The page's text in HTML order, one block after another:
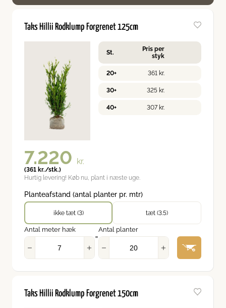
Taks Hillii Rodklump Forgrenet 125cm
St.
Pris per
styk
20+ 361 kr.
30+ 325 kr.
40+ 307 kr.
Planteafstand (antal planter pr. mtr)
ikke tæt (3) tæt (3.5)
Antal meter hæk
=
Antal planter
7.220 kr.
(361 kr./stk.)
Hurtig levering! Køb nu, plant i næste uge.
Taks Hillii Rodklump Forgrenet 150cm